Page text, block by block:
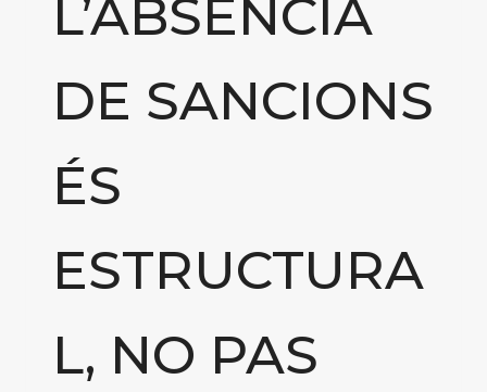
L’ABSÈNCIA
DE SANCIONS
ÉS
ESTRUCTURA
L, NO PAS